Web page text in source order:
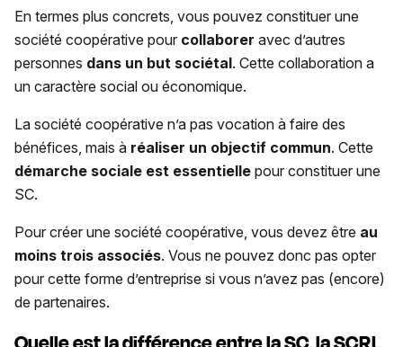
En termes plus concrets, vous pouvez constituer une
société coopérative pour collaborer avec d’autres
personnes dans un but sociétal. Cette collaboration a
un caractère social ou économique.
La société coopérative n’a pas vocation à faire des
bénéfices, mais à réaliser un objectif commun. Cette
démarche sociale est essentielle pour constituer une
SC.
Pour créer une société coopérative, vous devez être au
moins trois associés. Vous ne pouvez donc pas opter
pour cette forme d’entreprise si vous n’avez pas (encore)
de partenaires.